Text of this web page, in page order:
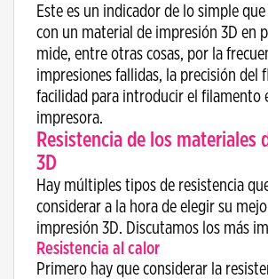
Este es un indicador de lo simple
con un material de impresión 3D en
mide, entre otras cosas, por la
impresiones fallidas, la precisión del
facilidad para introducir el filamento
impresora.
Resistencia de los materiales
3D
Hay múltiples tipos de resistencia
considerar a la hora de elegir su
impresión 3D. Discutamos los más
Resistencia al calor
Primero hay que considerar la